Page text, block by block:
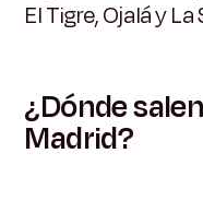
El Tigre, Ojalá y La
¿Dónde
Madrid?